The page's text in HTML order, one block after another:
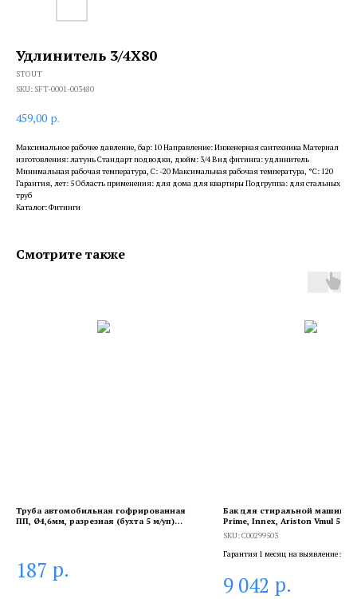
Удлинитель 3/4X80
STOUT
SKU: SFT-0001-003480
459,00 р.
Максимальное рабочее давление, бар: 10 Направление: Инженерная сантехника Материал
изготовления: латунь Стандарт подводки, дюйм: 3/4 Вид фитинга: удлинитель
Минимальная рабочая температура, С: -20 Максимальная рабочая температура, °С: 120
Гарантия, лет: 5 Область применения: для дома для квартиры Подгруппа: для стальных
труб
Каталог: Фитинги
Смотрите также
Труба автомобильная гофрированная
ПП, Ø4,6мм, разрезная (бухта 5 м/уп)
187 р.
Бак для стиральной машины
Prime, Innex, Ariston Vmul 501,
Ariston в сборе, C00299503
SKU:C00299503
Гарантия 1 месяц на выявление
сертифицированный специалист.
9 042 р.